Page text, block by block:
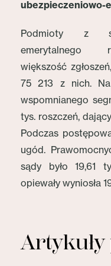
ubezpieczeniowo-
Podmioty z
emerytalnego
większość
75 213 z nich.
wspomnianego
tys. roszczeń,
Podczas
ugód.
sądy było 19,61
opiewały wyniosła